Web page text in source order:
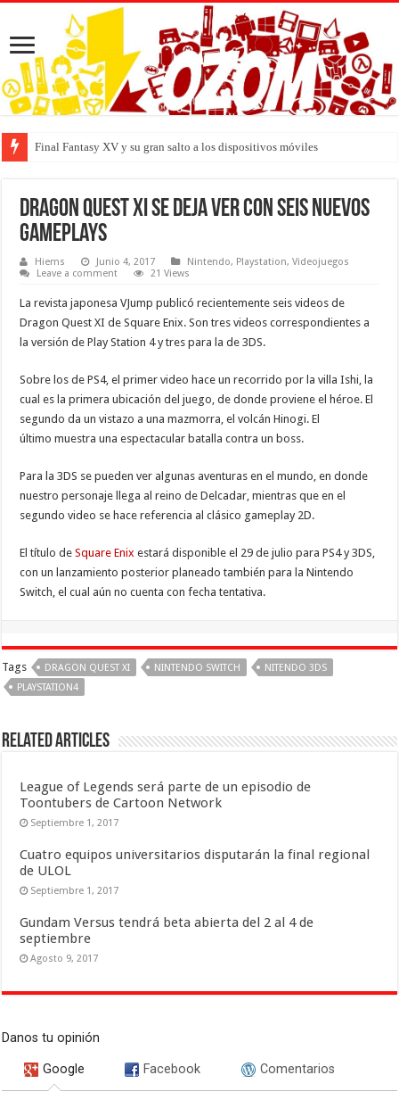
Final Fantasy XV y su gran salto a los dispositivos móviles
Dragon Quest XI se deja ver con seis nuevos
gameplays
Hiems Junio 4, 2017 Nintendo, Playstation,Videojuegos
Leave a comment
21 Views
La revista japonesa VJump publicó recientemente seis videos de
Dragon Quest XI de Square Enix. Son tres videos correspondientes a
la versión de Play Station 4 y tres para la de 3DS.
Sobre los de PS4, el primer video hace un recorrido por la villa Ishi, la
cual es la primera ubicación del juego, de donde proviene el héroe. El
segundo da un vistazo a una mazmorra, el volcán Hinogi. El
último muestra una espectacular batalla contra un boss.
Para la 3DS se pueden ver algunas aventuras en el mundo, en donde
nuestro personaje llega al reino de Delcadar, mientras que en el
segundo video se hace referencia al clásico gameplay 2D.
El título deSquare Enix estará disponible el 29 de julio para PS4 y 3DS,
con un lanzamiento posterior planeado también para la Nintendo
Switch, el cual aún no cuenta con fecha tentativa.
Tags DRAGON QUEST XI NINTENDO SWITCH
NITENDO 3DS
PLAYSTATION4
Related Articles
League of Legends será parte de un episodio de
Toontubers de Cartoon Network
Septiembre 1, 2017
Cuatro equipos universitarios disputarán la final regional
de ULOL
Septiembre 1, 2017
Gundam Versus tendrá beta abierta del 2 al 4 de
septiembre
Agosto 9, 2017
Danos tu opinión
Google Facebook Comentarios